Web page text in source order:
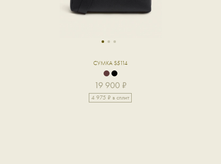
1 2 3
СУМКА S5114
19 900 ₽
4 975 ₽ в сплит